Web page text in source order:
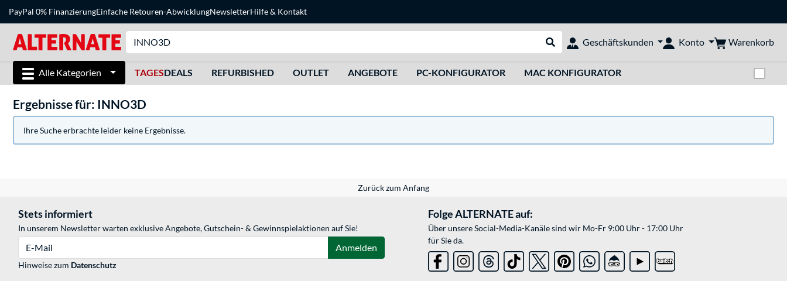
PayPal 0% FinanzierungEinfache Retouren-AbwicklungNewsletterHilfe& Kontakt
Suche durchführen
Geschäftskunden Konto Warenkorb
Alle Kategorien TAGESDEALS REFURBISHED OUTLET ANGEBOTE PC-KONFIGURATOR MAC KONFIGURATOR
Ergebnisse für: INNO3D
Ihre Suche erbrachte leider keine Ergebnisse.
Zurück zum Anfang
Stets informiert
In unserem Newsletter warten exklusive Angebote, Gutschein- & Gewinnspielaktionen auf Sie!
Anmelden
Hinweise zum Datenschutz
Folge ALTERNATE auf:
Über unsere Social-Media-Kanäle sind wir Mo-Fr 9:00 Uhr - 17:00 Uhr
für Sie da.